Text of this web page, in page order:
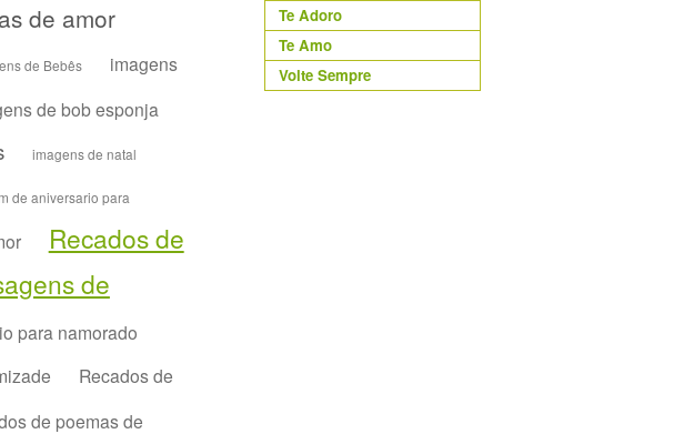
de amor
de Bebês
imagens
de bob esponja
imagens de natal
de aniversario para
Recados de
de
para namorado
Recados de
de poemas de
Te Adoro
Te Amo
Volte Sempre